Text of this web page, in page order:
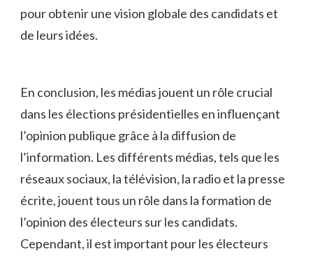
pour⁣ obtenir une vision globale des ⁣candidats⁤ et
de leurs‌ idées.
En conclusion, les médias jouent​ un rôle crucial
dans les élections⁢ présidentielles en influençant
l’opinion publique⁤ grâce à ⁤la diffusion de
l’information. Les différents médias, tels que les
réseaux sociaux, la télévision, la radio et la presse
écrite, ⁤jouent tous⁤ un rôle ​dans la formation de
l’opinion ‌des électeurs ⁣sur les candidats.
Cependant, il est important pour les électeurs